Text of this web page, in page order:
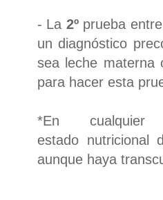
- La 2ºprueba entre
un diagnóstico
sea leche
para hacer esta
*En
estado nutricional
aunque haya